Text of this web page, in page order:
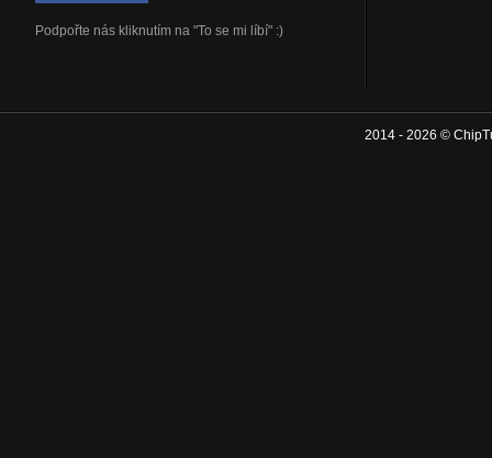
Podpořte nás kliknutím na "To se mi líbí" :)
2014 - 2026 ©